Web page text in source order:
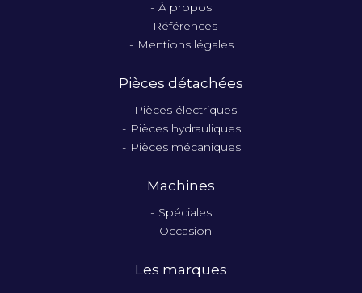
À propos
Références
Mentions légales
Pièces détachées
Pièces électriques
Pièces hydrauliques
Pièces mécaniques
Machines
Spéciales
Occasion
Les marques